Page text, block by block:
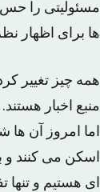
مسئولیتی را حس
ها برای اظهار
همه چیز تغییر
منبع اخبار
اما امروز آن ها
اسکن می کنند و
ای هستیم و